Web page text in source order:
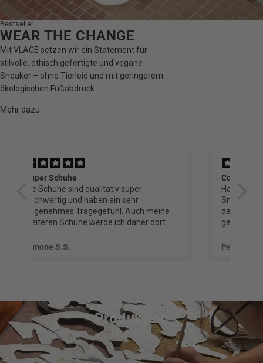
Bestseller
WEAR THE CHANGE
Mit VLACE setzen wir ein Statement für
stilvolle, ethisch gefertigte und vegane
Sneaker – ohne Tierleid und mit geringerem
ökologischen Fußabdruck.
Mehr dazu
Cooles Design und tolles Konzept
Habe mir vor ein paar Wochen VLACE
Sneakers aus Neugier und auch, weil mir
das Design und Konzept gefallen hat,
gekauft. Mittlerweile bin ich so überzeugt,
habe.
Peter H.
Produktion
Mehr dazu